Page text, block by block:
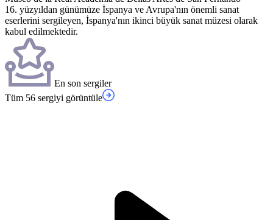
16. yüzyıldan günümüze İspanya ve Avrupa'nın önemli sanat
eserlerini sergileyen, İspanya'nın ikinci büyük sanat müzesi olarak
kabul edilmektedir.
En son sergiler
Tüm 56 sergiyi görüntüle